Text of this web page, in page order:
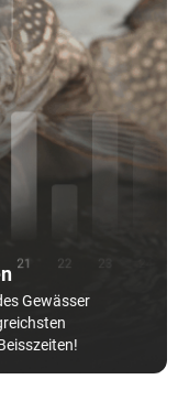
Gewässer